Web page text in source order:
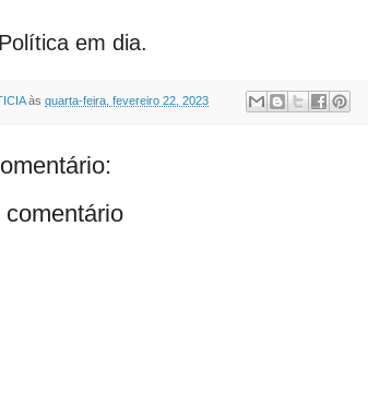
em dia.
às quarta-feira, fevereiro 22, 2023